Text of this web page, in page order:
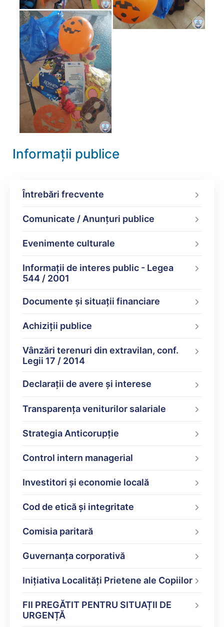
Informații publice
Întrebări frecvente
Comunicate / Anunțuri publice
Evenimente culturale
Informații de interes public - Legea
544 / 2001
Documente şi situaţii financiare
Achiziții publice
Vânzări terenuri din extravilan, conf.
Legii 17 / 2014
Declarații de avere şi interese
Transparența veniturilor salariale
Strategia Anticorupție
Control intern managerial
Investitori și economie locală
Cod de etică și integritate
Comisia paritară
Guvernanța corporativă
Inițiativa Localități Prietene ale Copiilor
FII PREGĂTIT PENTRU SITUAȚII DE
URGENȚĂ